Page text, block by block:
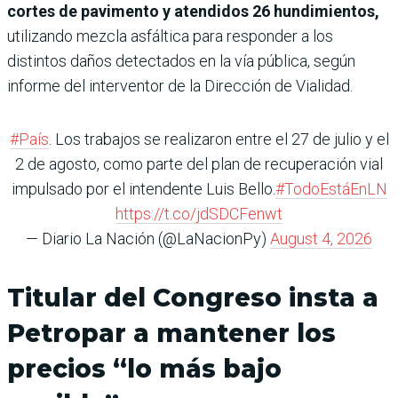
cortes de pavimento y atendidos 26 hundimientos,
utilizando mezcla asfáltica para responder a los
distintos daños detectados en la vía pública, según
informe del interventor de la Dirección de Vialidad.
#País . Los trabajos se realizaron entre el 27 de julio y el
2 de agosto, como parte del plan de recuperación vial
impulsado por el intendente Luis Bello.#TodoEstáEnLN
https://t.co/jdSDCFenwt
— Diario La Nación (@LaNacionPy) August 4, 2026
Titular del Congreso insta a
Petropar a mantener los
precios “lo más bajo